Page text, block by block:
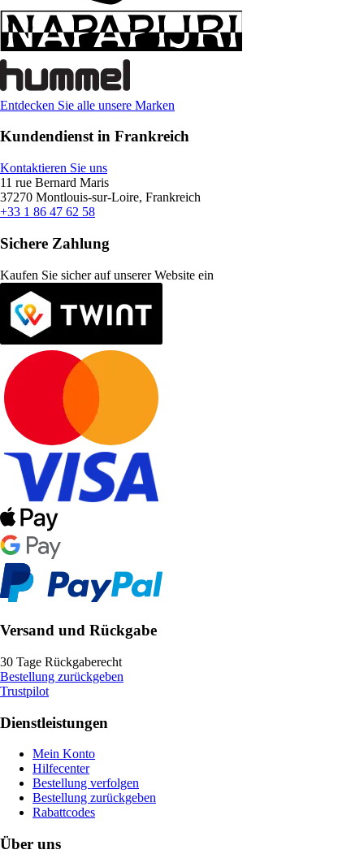
Entdecken Sie alle unsere Marken
Kundendienst in Frankreich
Kontaktieren Sie uns
11 rue Bernard Maris
37270 Montlouis-sur-Loire, Frankreich
+33 1 86 47 62 58
Sichere Zahlung
Kaufen Sie sicher auf unserer Website ein
Versand und Rückgabe
30 Tage Rückgaberecht
Bestellung zurückgeben
Trustpilot
Dienstleistungen
Mein Konto
Hilfecenter
Bestellung verfolgen
Bestellung zurückgeben
Rabattcodes
Über uns